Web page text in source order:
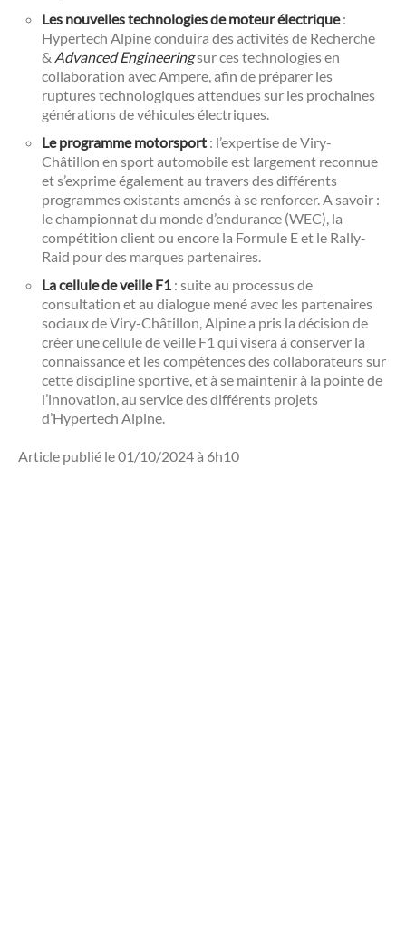
Les nouvelles technologies de moteur électrique:
Hypertech Alpine conduira des activités de Recherche
& Advanced Engineeringsur ces technologies en
collaboration avec Ampere, afin de préparer les
ruptures technologiques attendues sur les prochaines
générations de véhicules électriques.
Le programme motorsport : l’expertise de Viry-
Châtillon en sport automobile est largement reconnue
et s’exprime également au travers des différents
programmes existants amenés à se renforcer. A savoir :
le championnat du monde d’endurance (WEC), la
compétition client ou encore la Formule E et le Rally-
Raid pour des marques partenaires.
La cellule de veille F1 : suite au processus de
consultation et au dialogue mené avec les partenaires
sociaux de Viry-Châtillon, Alpine a pris la décision de
créer une cellule de veille F1 qui visera à conserver la
connaissance et les compétences des collaborateurs sur
cette discipline sportive, et à se maintenir à la pointe de
l’innovation, au service des différents projets
d’Hypertech Alpine.
Article publié le 01/10/2024 à 6h10